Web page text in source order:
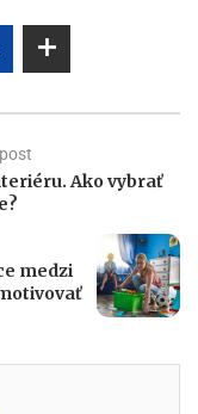
Ako vybrať
medzi